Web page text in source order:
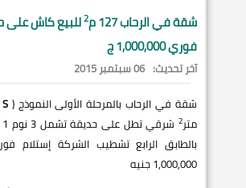
شقة فيالرحاب 2للبيع كاش على
فوري 1,000,000 ج
آخر تحديث: 06 سبتمبر 2015
شقة في الرحاب بالمرحلة الأولى النموذج (S
متر2
بالطابق الرابع تشطيب الشركة إستلام
1,000,000 جنيه